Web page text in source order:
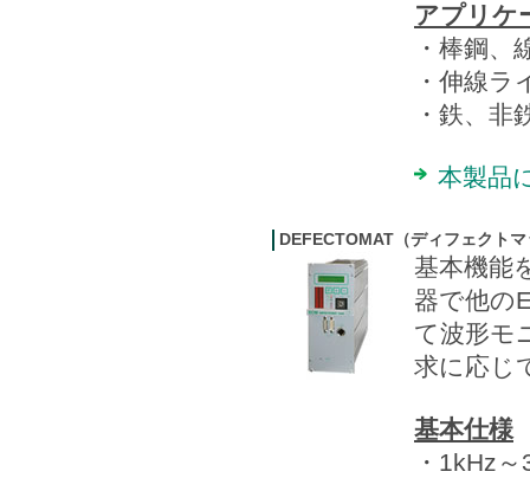
アプリケ
・棒鋼、
・伸線
・鉄、
本製品
DEFECTOMAT（ディフェクト
基本機能
器で他の
て波形モ
求に応じ
基本仕様
・1kHz